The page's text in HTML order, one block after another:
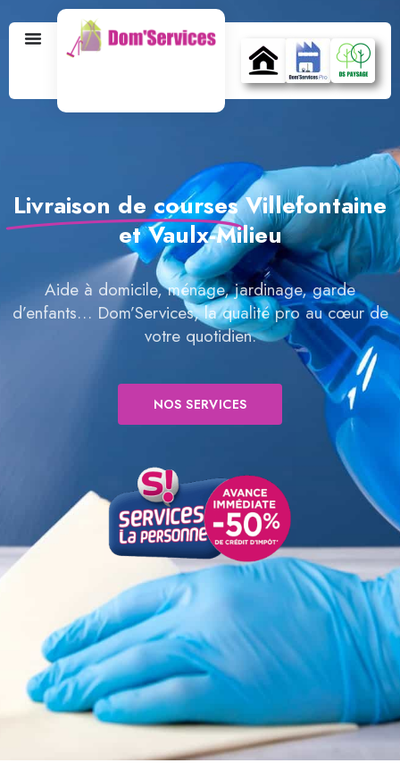
Livraison de courses Villefontaine
et Vaulx-Milieu
Aide à domicile, ménage, jardinage, garde
d’enfants… Dom’Services, la qualité pro au cœur de
votre quotidien.
NOS SERVICES